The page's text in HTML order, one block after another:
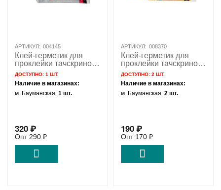
АРТИКУЛ: 004145
Клей-герметик для
проклейки тачскринов
прозрачный Zhanlida
B-7000 110мл
ДОСТУПНО:1 ШТ.
Наличие в магазинах:
м. Бауманская:1 шт.
320₽
Опт 290 ₽
АРТИКУЛ: 008370
Клей-герметик для
проклейки тачскринов
черный Mechanic
T7000 15мл
ДОСТУПНО:2 ШТ.
Наличие в магазинах:
м. Бауманская:2 шт.
190₽
Опт 170 ₽